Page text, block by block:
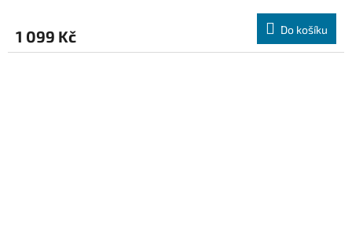
1 099 Kč Do košíku